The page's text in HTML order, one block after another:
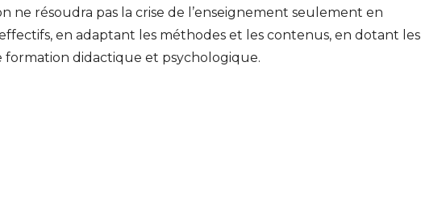
ne résoudra pas la crise de l’enseignement seulement en
en adaptant les méthodes et les contenus, en dotant les
formation didactique et psychologique.